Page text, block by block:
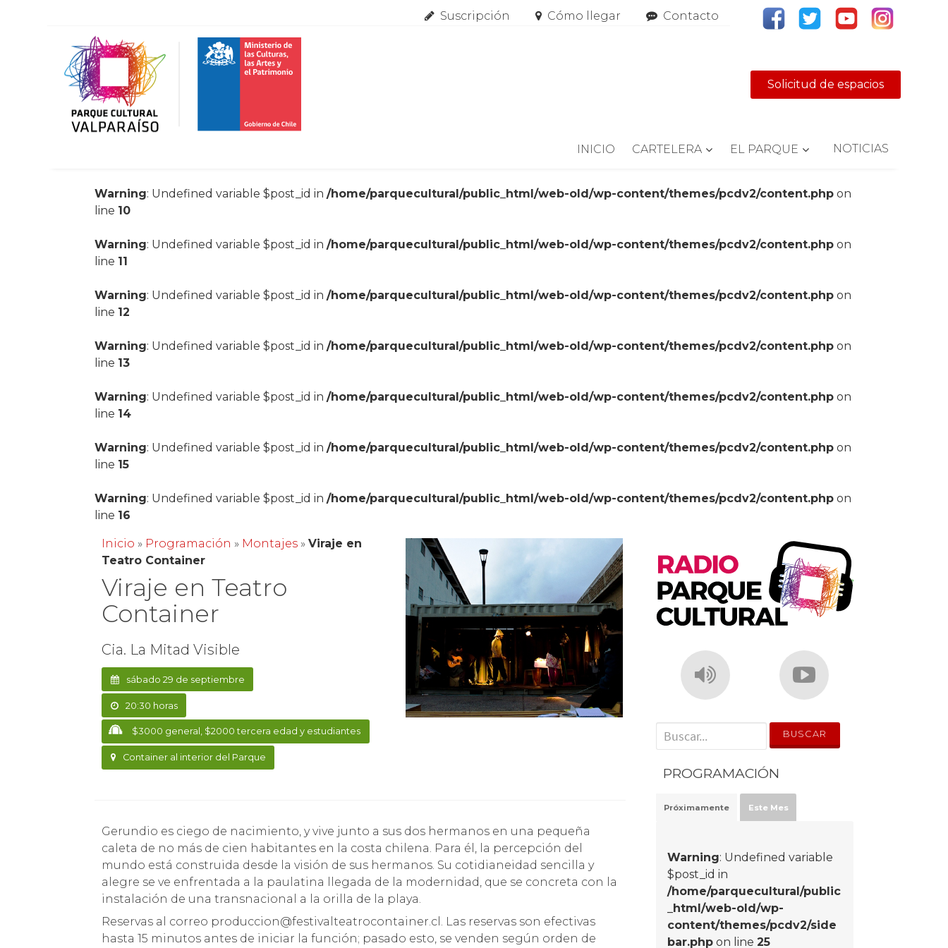
Suscripción Cómo llegar Contacto
Solicitud de espacios
INICIO CARTELERA EL PARQUE NOTICIAS
Warning: Undefined variable $post_id in/home/parquecultural/public_html/web-old/wp-content/themes/pcdv2/content.php on
line 10
Warning: Undefined variable $post_id in/home/parquecultural/public_html/web-old/wp-content/themes/pcdv2/content.php on
line 11
Warning: Undefined variable $post_id in/home/parquecultural/public_html/web-old/wp-content/themes/pcdv2/content.php on
line 12
Warning: Undefined variable $post_id in/home/parquecultural/public_html/web-old/wp-content/themes/pcdv2/content.php on
line 13
Warning: Undefined variable $post_id in/home/parquecultural/public_html/web-old/wp-content/themes/pcdv2/content.php on
line 14
Warning: Undefined variable $post_id in/home/parquecultural/public_html/web-old/wp-content/themes/pcdv2/content.php on
line 15
Warning: Undefined variable $post_id in/home/parquecultural/public_html/web-old/wp-content/themes/pcdv2/content.php on
line 16
Inicio » Programación » Montajes »Viraje en
Teatro Container
Viraje en Teatro
Container
Cia. La Mitad Visible
sábado 29 de septiembre
20:30 horas
$3000 general, $2000 tercera edad y estudiantes
Container al interior del Parque
Gerundio es ciego de nacimiento, y vive junto a sus dos hermanos en una pequeña
caleta de no más de cien habitantes en la costa chilena. Para él, la percepción del
mundo está construida desde la visión de sus hermanos. Su cotidianeidad sencilla y
alegre se ve enfrentada a la paulatina llegada de la modernidad, que se concreta con la
instalación de una transnacional a la orilla de la playa.
Reservas al correo produccion@festivalteatrocontainer.cl. Las reservas son efectivas
hasta 15 minutos antes de iniciar la función; pasado esto, se venden según orden de
' . __('Search for:') . '
PROGRAMACIÓN
Próximamente Este Mes
Warning: Undefined variable
$post_id in
/home/parquecultural/public
_html/web-old/wp-
content/themes/pcdv2/side
bar.php on line25